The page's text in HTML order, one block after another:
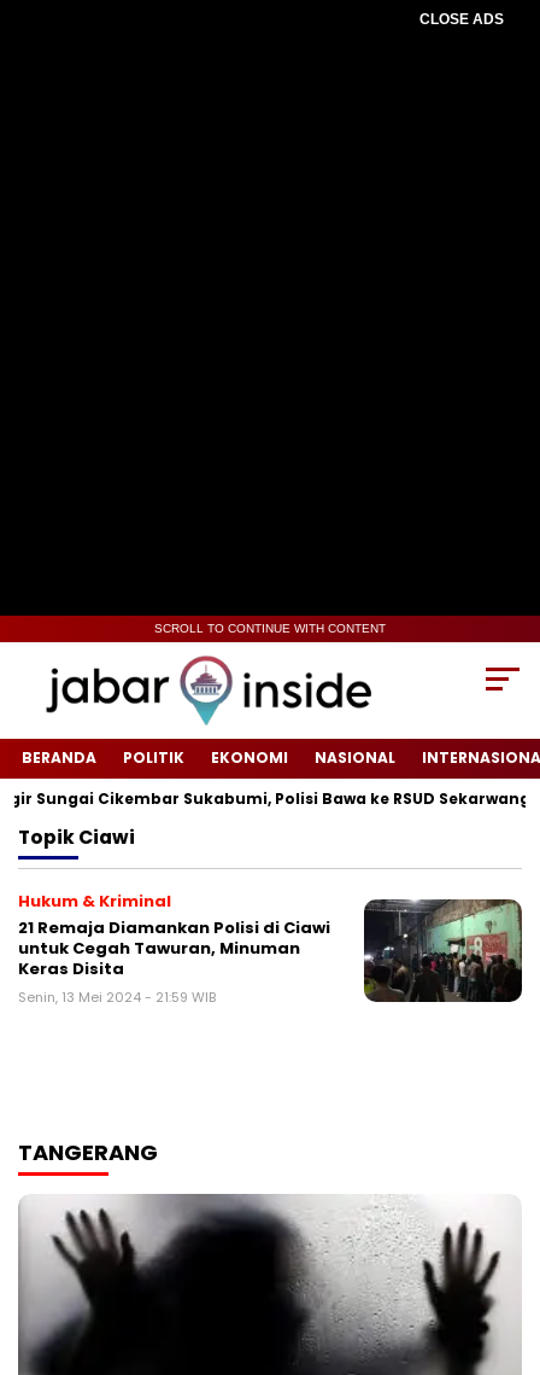
CLOSE ADS
SCROLL TO CONTINUE WITH CONTENT
BERANDA POLITIK EKONOMI NASIONAL
Cikembar Sukabumi, Polisi Bawa ke RSUD Sekarwangi‎
TopikCiawi
Hukum & Kriminal
21 Remaja Diamankan Polisi di Ciawi
untuk Cegah Tawuran, Minuman
Keras Disita
Senin, 13 Mei 2024 - 21:59 WIB
TANGERANG